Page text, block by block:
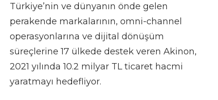
Türkiye’nin ve dünyanın önde gelen
perakende markalarının, omni-channel
operasyonlarına ve dijital dönüşüm
süreçlerine 17 ülkede destek veren Akinon,
2021 yılında 10.2 milyar TL ticaret hacmi
yaratmayı hedefliyor.